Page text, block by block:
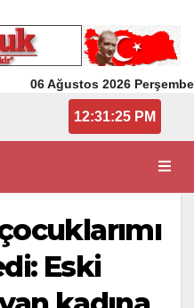
06 Ağustos 2026 Perşembe
12:31:25 PM
Eski